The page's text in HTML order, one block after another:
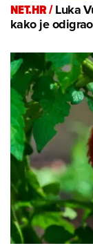
NET.HR /Luka
kako je odigrao